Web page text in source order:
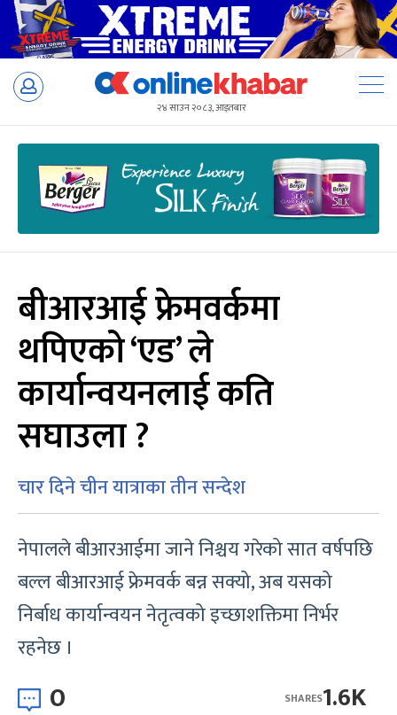
Skip
२४ साउन २०८३, आइतबार
बीआरआई फ्रेमवर्कमा
थपिएको ‘एड’ ले
कार्यान्वयनलाई कति
सघाउला ?
चार दिने चीन यात्राका तीन सन्देश
नेपालले बीआरआईमा जाने निश्चय गरेको सात वर्षपछि
बल्ल बीआरआई फ्रेमवर्क बन्न सक्यो, अब यसको
निर्बाध कार्यान्वयन नेतृत्वको इच्छाशक्तिमा निर्भर
रहनेछ ।
0 1.6K
SHARES